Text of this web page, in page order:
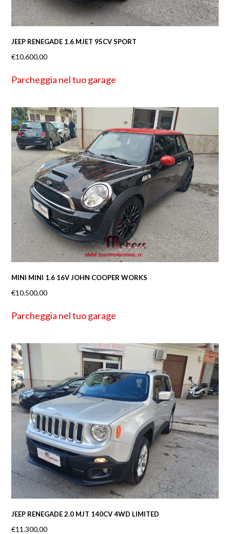
JEEP RENEGADE 1.6 MJET 95CV SPORT
€10.600,00
Parcheggia nel tuo garage
MINI MINI 1.6 16V JOHN COOPER WORKS
€10.500,00
Parcheggia nel tuo garage
JEEP RENEGADE 2.0 MJT 140CV 4WD LIMITED
€11.300,00